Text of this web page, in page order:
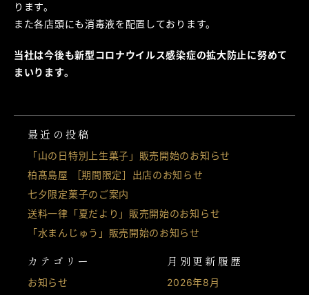
最近の投稿
「山の日特別上生菓子」販売開始のお知らせ
柏髙島屋 ［期間限定］出店のお知らせ
七夕限定菓子のご案内
送料一律「夏だより」販売開始のお知らせ
「水まんじゅう」販売開始のお知らせ
カテゴリー
お知らせ
月別更新履歴
2026年8月
ります。
また各店頭にも消毒液を配置しております。
当社は今後も新型コロナウイルス感染症の拡大防止に努めて
まいります。